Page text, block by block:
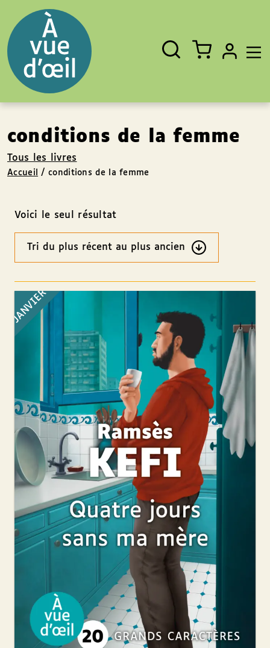
Fermer
Rechercher
un
livre,
un
auteur,
un
EAN
conditions de la femme
Tous les livres
Accueil /conditions de la femme
Voici le seul résultat
Ordre
JANVIER